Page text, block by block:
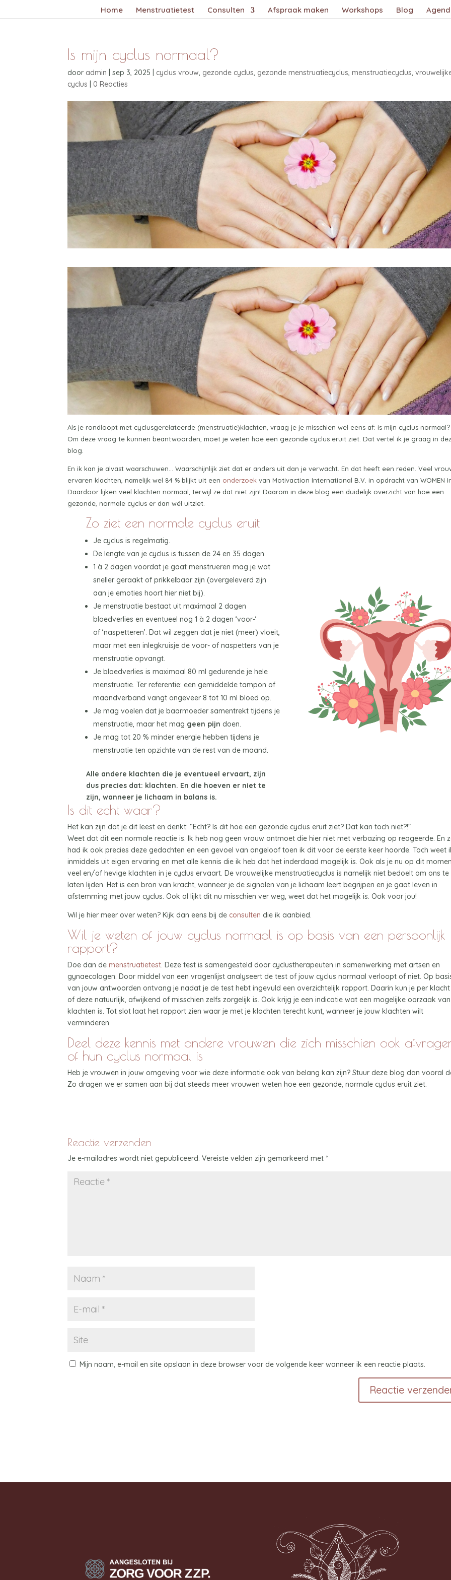
Home Menstruatietest Consulten Afspraak maken Workshops Blog
Is mijn cyclus normaal?
door admin |sep 3, 2025 cyclus vrouw, gezonde cyclus, gezonde menstruatiecyclus,menstruatiecyclus,
cyclus
0 Reacties
Als je rondloopt met cyclusgerelateerde (menstruatie)klachten, vraag je je misschien wel eens af: is mijn cyclus normaal?
Om deze vraag te kunnen beantwoorden, moet je weten hoe een gezonde cyclus eruit ziet. Dat vertel ik je graag in
blog.
En ik kan je alvast waarschuwen… Waarschijnlijk ziet dat er anders uit dan je verwacht. En dat heeft een reden. Veel
ervaren klachten, namelijk wel 84 % blijkt uit een onderzoek van Motivaction International B.V. in opdracht van WOMEN
Daardoor lijken veel klachten normaal, terwijl ze dat niet zijn! Daarom in deze blog een duidelijk overzicht van hoe een
gezonde, normale cyclus er dan wél uitziet.
Zo ziet een normale cyclus eruit
Je cyclus is regelmatig.
De lengte van je cyclus is tussen de 24 en 35 dagen.
1 à 2 dagen voordat je gaat menstrueren mag je wat
sneller geraakt of prikkelbaar zijn (overgeleverd zijn
aan je emoties hoort hier niet bij).
Je menstruatie bestaat uit maximaal 2 dagen
bloedverlies en eventueel nog 1 à 2 dagen ‘voor-‘
of ‘naspetteren’. Dat wil zeggen dat je niet (meer) vloeit,
maar met een inlegkruisje de voor- of naspetters van je
menstruatie opvangt.
Je bloedverlies is maximaal 80 ml gedurende je hele
menstruatie. Ter referentie: een gemiddelde tampon of
maandverband vangt ongeveer 8 tot 10 ml bloed op.
Je mag voelen dat je baarmoeder samentrekt tijdens je
menstruatie, maar het mag geen pijn doen.
Je mag tot 20 % minder energie hebben tijdens je
menstruatie ten opzichte van de rest van de maand.
Alle andere klachten die je eventueel ervaart, zijn
dus precies dat: klachten. En die hoeven er niet te
zijn, wanneer je lichaam in balans is.
Is dit echt waar?
Het kan zijn dat je dit leest en denkt: “Echt? Is dit hoe een gezonde cyclus eruit ziet? Dat kan toch niet?!”
Weet dat dit een normale reactie is. Ik heb nog geen vrouw ontmoet die hier niet met verbazing op reageerde. En
had ik ook precies deze gedachten en een gevoel van ongeloof toen ik dit voor de eerste keer hoorde. Toch weet
inmiddels uit eigen ervaring en met alle kennis die ik heb dat het inderdaad mogelijk is. Ook als je nu op dit
veel en/of hevige klachten in je cyclus ervaart. De vrouwelijke menstruatiecyclus is namelijk niet bedoelt om ons te
laten lijden. Het is een bron van kracht, wanneer je de signalen van je lichaam leert begrijpen en je gaat leven in
afstemming met jouw cyclus. Ook al lijkt dit nu misschien ver weg, weet dat het mogelijk is. Ook voor jou!
Wil je hier meer over weten? Kijk dan eens bij de consulten die ik aanbied.
Wil je weten of jouw cyclus normaal is op basis van een persoonlijk
rapport?
Doe dan demenstruatietest. Deze test is samengesteld door cyclustherapeuten in samenwerking met artsen en
gynaecologen. Door middel van een vragenlijst analyseert de test of jouw cyclus normaal verloopt of niet. Op
van jouw antwoorden ontvang je nadat je de test hebt ingevuld een overzichtelijk rapport. Daarin kun je per klacht
of deze natuurlijk, afwijkend of misschien zelfs zorgelijk is. Ook krijg je een indicatie wat een mogelijke oorzaak
klachten is. Tot slot laat het rapport zien waar je met je klachten terecht kunt, wanneer je jouw klachten wilt
verminderen.
Deel deze kennis met andere vrouwen die zich misschien ook
of hun cyclus normaal is
Heb je vrouwen in jouw omgeving voor wie deze informatie ook van belang kan zijn? Stuur deze blog dan vooral
Zo dragen we er samen aan bij dat steeds meer vrouwen weten hoe een gezonde, normale cyclus eruit ziet.
Reactie verzenden
Je e-mailadres wordt niet gepubliceerd. Vereiste velden zijn gemarkeerd met *
Mijn naam, e-mail en site opslaan in deze browser voor de volgende keer wanneer ik een reactie plaats.